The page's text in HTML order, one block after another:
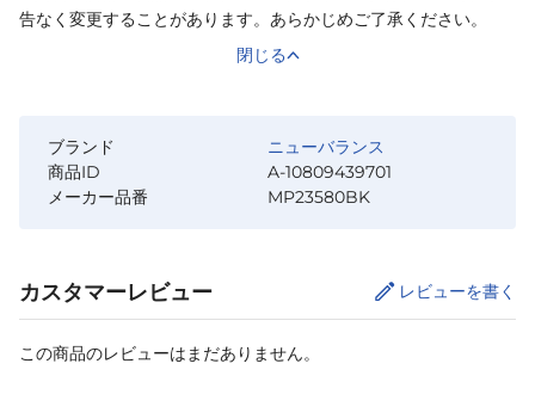
告なく変更することがあります。あらかじめご了承ください。
閉じる
ブランド
ニューバランス
商品ID
A-10809439701
メーカー品番
MP23580BK
カスタマーレビュー レビューを書く
この商品のレビューはまだありません。